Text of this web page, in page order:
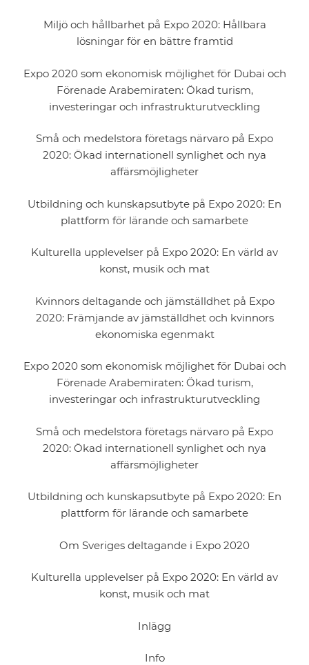
Miljö och hållbarhet på Expo 2020: Hållbara
lösningar för en bättre framtid
Expo 2020 som ekonomisk möjlighet för Dubai och
Förenade Arabemiraten: Ökad turism,
investeringar och infrastrukturutveckling
Små och medelstora företags närvaro på Expo
2020: Ökad internationell synlighet och nya
affärsmöjligheter
Utbildning och kunskapsutbyte på Expo 2020: En
plattform för lärande och samarbete
Kulturella upplevelser på Expo 2020: En värld av
konst, musik och mat
Kvinnors deltagande och jämställdhet på Expo
2020: Främjande av jämställdhet och kvinnors
ekonomiska egenmakt
Expo 2020 som ekonomisk möjlighet för Dubai och
Förenade Arabemiraten: Ökad turism,
investeringar och infrastrukturutveckling
Små och medelstora företags närvaro på Expo
2020: Ökad internationell synlighet och nya
affärsmöjligheter
Utbildning och kunskapsutbyte på Expo 2020: En
plattform för lärande och samarbete
Om Sveriges deltagande i Expo 2020
Kulturella upplevelser på Expo 2020: En värld av
konst, musik och mat
Inlägg
Info